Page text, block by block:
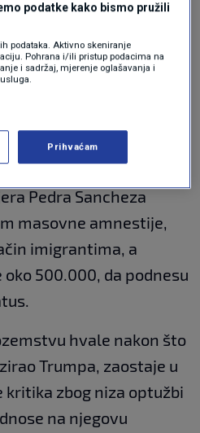
Canarias.
više od 3000 ljudi u
Kanarskih otoka, često
objavila je
Caminando Fronteras.
nakon što je vlada
Pedra Sancheza
masovne amnestije,
imigrantima, a
500.000, da podnesu
hvale nakon što
Trumpa, zaostaje u
kritika zbog niza optužbi
na njegovu
podatke kako bismo pružili
podataka. Aktivno skeniranje
Pohrana i/ili pristup podacima na
i sadržaj, mjerenje oglašavanja i
Prihvaćam